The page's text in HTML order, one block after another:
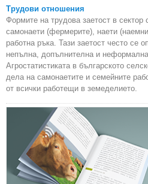
Трудови отношения
Формите на трудова заетост в сектор
самонаети (фермерите), наети
работна ръка. Тази заетост често се
непълна, допълнителна и
Агростатистиката в българското
дела на самонаетите и семейните
от всички работещи в земеделието.